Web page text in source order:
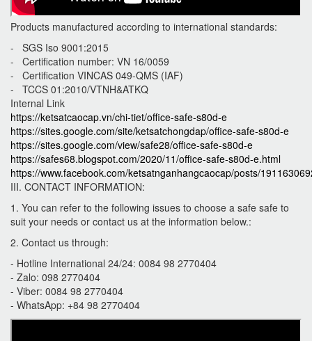
Products manufactured according to international standards:
- SGS Iso 9001:2015
- Certification number: VN 16/0059
- Certification VINCAS 049-QMS (IAF)
- TCCS 01:2010/VTNH&ATKQ
Internal Link
https://ketsatcaocap.vn/chi-tiet/office-safe-s80d-e
https://sites.google.com/site/ketsatchongdap/office-safe-s80d-e
https://sites.google.com/view/safe28/office-safe-s80d-e
https://safes68.blogspot.com/2020/11/office-safe-s80d-e.html
https://www.facebook.com/ketsatnganhangcaocap/posts/
III. CONTACT INFORMATION:
1. You can refer to the following issues to choose a safe safe to
suit your needs or contact us at the information below.:
2. Contact us through:
- Hotline International 24/24: 0084 98 2770404
- Zalo: 098 2770404
- Viber: 0084 98 2770404
- WhatsApp: +84 98 2770404